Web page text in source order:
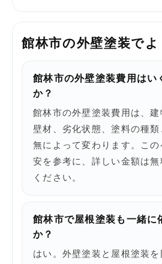
館林市の外壁塗装で
館林市の外壁塗装費用はい
か？
館林市の外壁塗装費用は、
壁材、劣化状態、塗料の種
無によって変わります。この
安を参考に、詳しい金額は
ください。
館林市で屋根塗装も一緒に
か？
はい。外壁塗装と屋根塗装を